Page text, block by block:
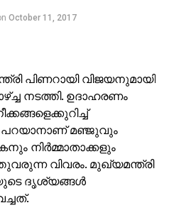
October 11, 2017
പിണറായി വിജയനുമായി
നടത്തി. ഉദാഹരണം
പറയാനാണ് മഞ്ജുവും
നിര്‍മ്മാതാക്കളും
വിവരം. മുഖ്യമന്ത്രി
ദൃശ്യങ്ങള്‍